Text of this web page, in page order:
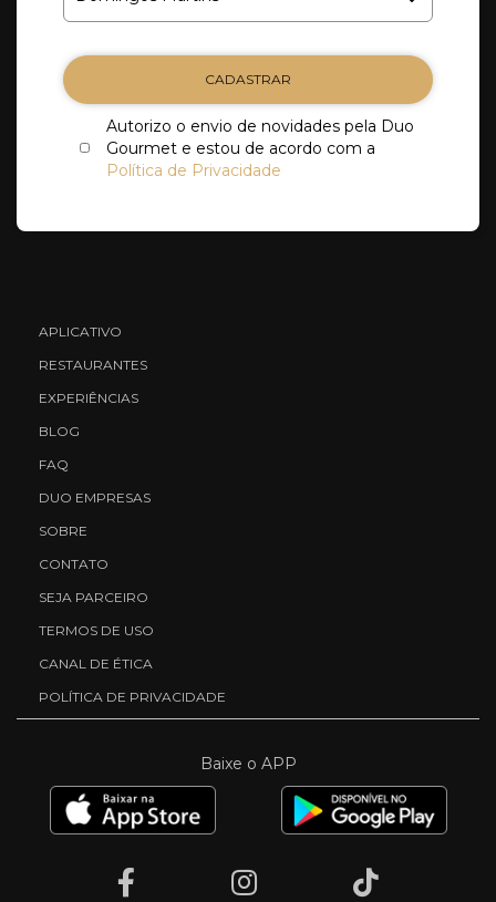
CADASTRAR
Autorizo o envio de novidades pela Duo
Gourmet e estou de acordo com a
Política de Privacidade
APLICATIVO
RESTAURANTES
EXPERIÊNCIAS
BLOG
FAQ
DUO EMPRESAS
SOBRE
CONTATO
SEJA PARCEIRO
TERMOS DE USO
CANAL DE ÉTICA
POLÍTICA DE PRIVACIDADE
Baixe o APP